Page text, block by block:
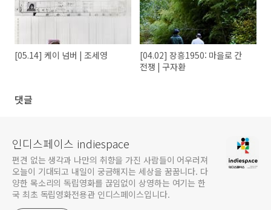
[05.14] 케이 넘버 | 조세영
[04.02] 장흥1950: 마을로 간
전쟁 | 구자환
댓글
인디스페이스 indiespace
편견 없는 생각과 나만의 취향을 가진 사람들이 어우러져
오늘이 기대되고 내일이 궁금해지는 세상을 꿈꿉니다. 다
양한 목소리의 독립영화를 끊임없이 상영하는 여기는 한
국 최초 독립영화전용관 인디스페이스입니다.